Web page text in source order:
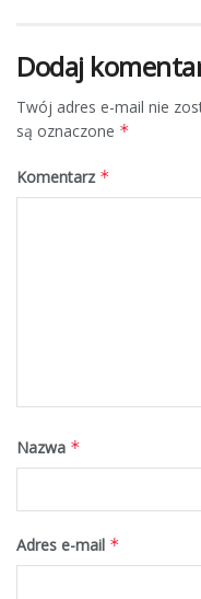
Dodaj
Twój adres e-mail nie
są oznaczone *
Komentarz *
Nazwa *
Adres e-mail *